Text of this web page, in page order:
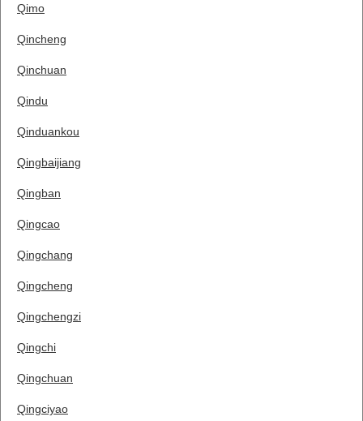
Qimo
Qincheng
Qinchuan
Qindu
Qinduankou
Qingbaijiang
Qingban
Qingcao
Qingchang
Qingcheng
Qingchengzi
Qingchi
Qingchuan
Qingciyao